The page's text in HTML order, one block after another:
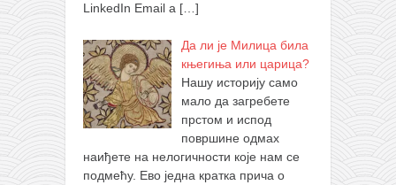
LinkedIn Email a […]
Да ли је Милица била
књегиња или царица?
Нашу историју само
мало да загребете
прстом и испод
површине одмах
наиђете на нелогичности које нам се
подмећу. Ево једна кратка прича о